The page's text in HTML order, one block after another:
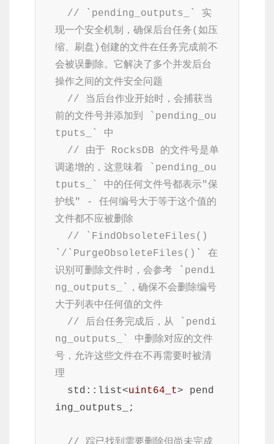
// `pending_outputs_` 实
现一个安全机制，确保后台任务(如压
缩、刷盘)创建的文件在任务完成前不
会被误删除。它解决了多个并发后台
操作之间的文件安全问题
// 当后台作业开始时，会捕获当
前的文件号并添加到 `pending_ou
tputs_` 中
// 由于 RocksDB 的文件号是单
调递增的，这意味着 `pending_ou
tputs_` 中的任何文件号都表示"保
护线" - 任何编号大于等于这个值的
文件都不应被删除
// `FindObsoleteFiles()
`/`PurgeObsoleteFiles()` 在
识别可删除文件时，会参考 `pendi
ng_outputs_`，确保不会删除编号
大于列表中任何值的文件
// 后台任务完成后，从 `pendi
ng_outputs_` 中删除对应的文件
号，允许这些文件在不再需要时被清
理
  std::list<
uint64_t> pend
ing_outputs_;